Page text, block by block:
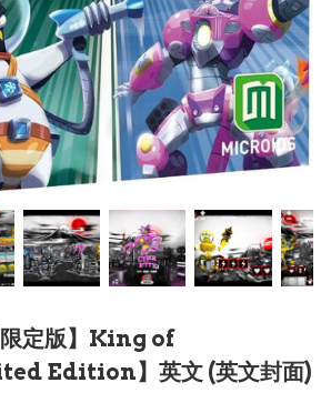
定版】King of
Edition】英文 (英文封面)